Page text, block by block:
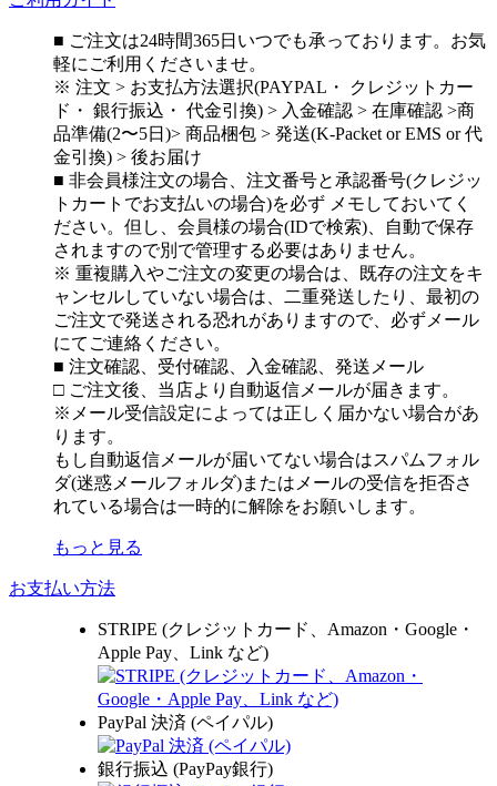
■ ご注文は24時間365日いつでも承っております。お気
軽にご利用くださいませ。
※ 注文 > お支払方法選択(PAYPAL・ クレジットカー
ド・ 銀行振込・ 代金引換) > 入金確認 > 在庫確認 >商
品準備(2〜5日)> 商品梱包 > 発送(K-Packet or EMS or 代
金引換) > 後お届け
■ 非会員様注文の場合、注文番号と承認番号(クレジッ
トカートでお支払いの場合)を必ず メモしておいてく
ださい。但し、会員様の場合(IDで検索)、自動で保存
されますので別で管理する必要はありません。
※ 重複購入やご注文の変更の場合は、既存の注文をキ
ャンセルしていない場合は、二重発送したり、最初の
ご注文で発送される恐れがありますので、必ずメール
にてご連絡ください。
■ 注文確認、受付確認、入金確認、発送メール
□ ご注文後、当店より自動返信メールが届きます。
※メール受信設定によっては正しく届かない場合があ
ります。
もし自動返信メールが届いてない場合はスパムフォル
ダ(迷惑メールフォルダ)またはメールの受信を拒否さ
れている場合は一時的に解除をお願いします。
もっと見る
お支払い方法
STRIPE (クレジットカード、Amazon・Google・
Apple Pay、Link など)
PayPal 決済 (ペイパル)
銀行振込 (PayPay銀行)